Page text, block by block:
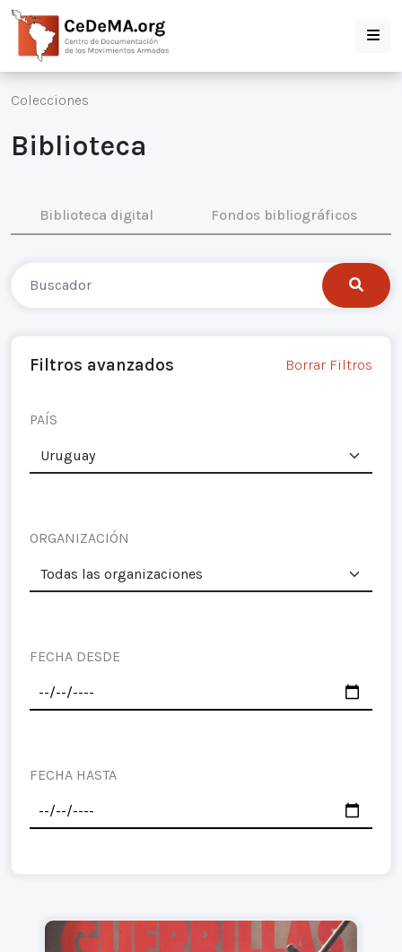
Colecciones
Biblioteca
Biblioteca digital Fondos bibliográficos
Filtros avanzados Borrar Filtros
PAÍS
ORGANIZACIÓN
FECHA DESDE
FECHA HASTA